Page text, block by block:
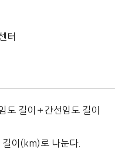
터
도 길이＋간선임도 길이
길이(km)로 나눈다.